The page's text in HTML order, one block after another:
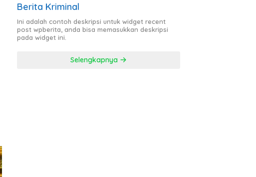
Berita Kriminal
Ini adalah contoh deskripsi untuk widget recent
post wpberita, anda bisa memasukkan deskripsi
pada widget ini.
Selengkapnya